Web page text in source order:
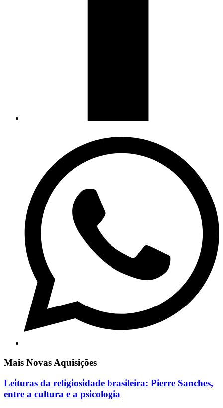
Mais Novas Aquisições
Leituras da religiosidade brasileira: Pierre Sanches,
entre a cultura e a psicologia